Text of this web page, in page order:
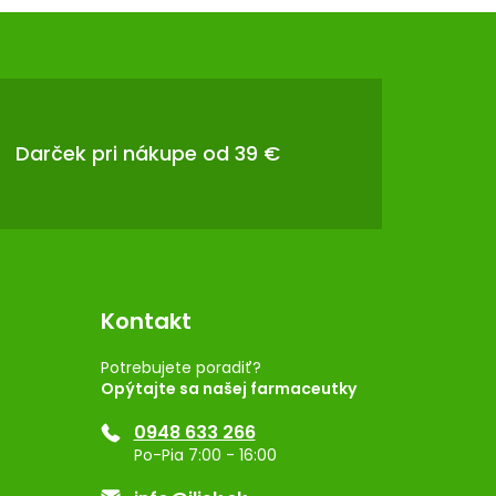
Darček pri nákupe od 39 €
Kontakt
Potrebujete poradiť?
Opýtajte sa našej farmaceutky
0948 633 266
Po-Pia 7:00 - 16:00